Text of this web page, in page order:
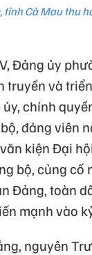
tỉnh Cà Mau thu
Đảng ủy
truyền và
chính
đảng viên
kiện Đại
bộ, củng cố
Đảng, toàn
mạnh vào
nguyên